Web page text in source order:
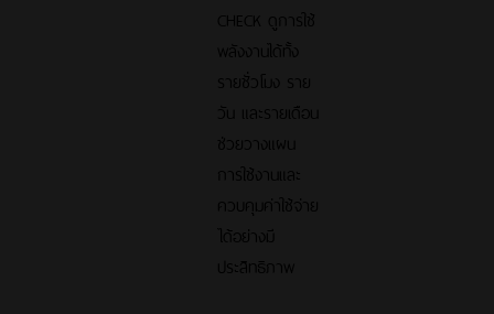
CHECK ดูการใช้
พลังงานได้ทั้ง
รายชั่วโมง ราย
วัน และรายเดือน
ช่วยวางแผน
การใช้งานและ
ควบคุมค่าใช้จ่าย
ได้อย่างมี
ประสิทธิภาพ